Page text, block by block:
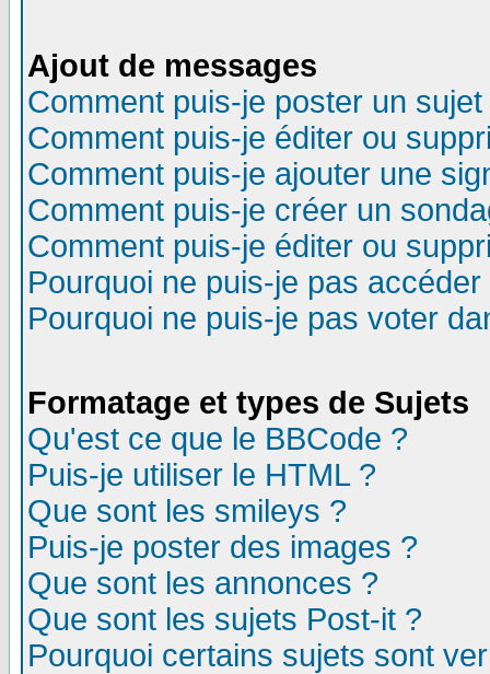
Ajout de messages
Comment puis-je poster un
Comment puis-je éditer ou
Comment puis-je ajouter une
Comment puis-je créer un
Comment puis-je éditer ou
Pourquoi ne puis-je pas
Pourquoi ne puis-je pas voter
Formatage et types de Sujets
Qu'est ce que le BBCode ?
Puis-je utiliser le HTML ?
Que sont les smileys ?
Puis-je poster des images ?
Que sont les annonces ?
Que sont les sujets Post-it ?
Pourquoi certains sujets sont